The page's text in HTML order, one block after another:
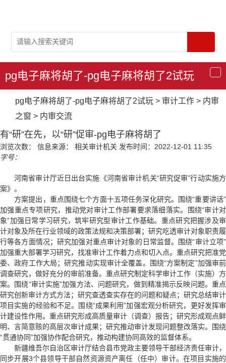
导
航
pg电子麻将胡了-pg电子麻将胡了2试玩
pg电子麻将胡了-pg电子麻将胡了2试玩 > 审计工作 > 内审
之窗 > 内审交流
有“研”在先，以“研”促审-pg电子麻将胡了
浏览次数： 信息来源： 相关审计机关 发布时间：2022-12-01 11:35
字号：
河南省审计厅近日出台实施《河南省审计机关“研究促审”行动实施方
案》。
方案提出，重点围绕七个方面十五项任务深化研究。围绕“重要讲话”
加强重点专项研究，推动党对审计工作部署要求落细落实。围绕“审计对
象”加强日常学习研究，筑牢研究型审计工作基础。重点研究把握涉及审
计对象及所在行业领域的政策法规和决策部署；研究吃透审计对象职责履
行等各方面情况；研究加强对重点审计对象的日常监督。围绕“审计立项”
加强重大部署学习研究，找准审计工作着力点和切入点。重点研究把准党
委、政府工作大局；研究推动实现审计全覆盖。围绕“方案制定”加强审前
调查研究，做好充分的审前准备。重点研究制定科学审计工作（实施）方
案。围绕“审计实施”加强方法、问题研究，做到精准揭示反映问题。重点
研究创新审计方式方法；研究查透查实存在的问题和疑点；研究总结审计
项目实施的经验和不足。围绕“成果利用”加强宏观分析研究，更好发挥审
计建设性作用。重点研究形成高质量审计（调查）报告；研究形成观点鲜
明、言简意赅的高层次审计成果；研究推动审计发现问题整改落实。围绕
“贯通协同”加强协作配合研究，推动构建协同高效的监督体系。
新疆维吾尔自治区审计厅结合县市党政主要领导干部经济责任审计，
同步开展3个县领导干部自然资源资产离任（任中）审计。在项目实施的